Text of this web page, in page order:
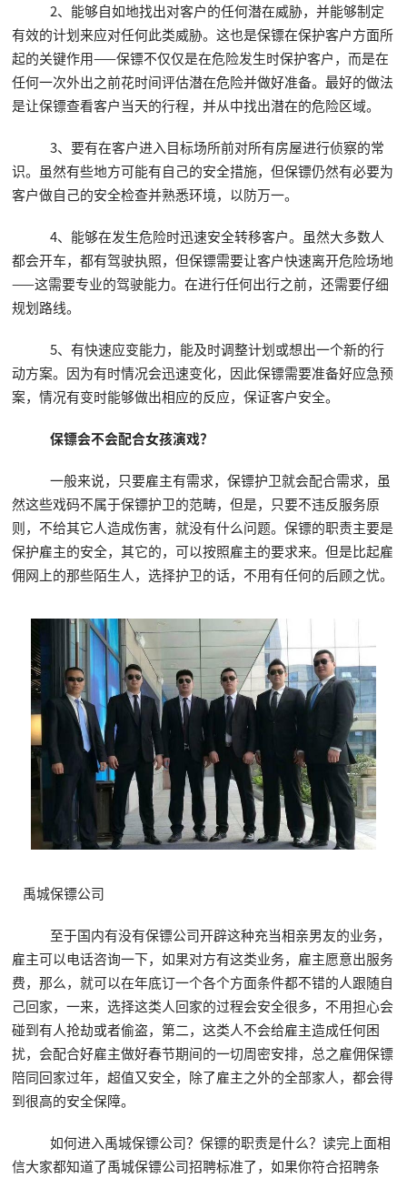
2、能够自如地找出对客户的任何潜在威胁，并能够制定
有效的计划来应对任何此类威胁。这也是保镖在保护客户方面所
起的关键作用——保镖不仅仅是在危险发生时保护客户，而是在
任何一次外出之前花时间评估潜在危险并做好准备。最好的做法
是让保镖查看客户当天的行程，并从中找出潜在的危险区域。
3、要有在客户进入目标场所前对所有房屋进行侦察的常
识。虽然有些地方可能有自己的安全措施，但保镖仍然有必要为
客户做自己的安全检查并熟悉环境，以防万一。
4、能够在发生危险时迅速安全转移客户。虽然大多数人
都会开车，都有驾驶执照，但保镖需要让客户快速离开危险场地
——这需要专业的驾驶能力。在进行任何出行之前，还需要仔细
规划路线。
5、有快速应变能力，能及时调整计划或想出一个新的行
动方案。因为有时情况会迅速变化，因此保镖需要准备好应急预
案，情况有变时能够做出相应的反应，保证客户安全。
保镖会不会配合女孩演戏？
一般来说，只要雇主有需求，保镖护卫就会配合需求，虽
然这些戏码不属于保镖护卫的范畴，但是，只要不违反服务原
则，不给其它人造成伤害，就没有什么问题。保镖的职责主要是
保护雇主的安全，其它的，可以按照雇主的要求来。但是比起雇
佣网上的那些陌生人，选择护卫的话，不用有任何的后顾之忧。
禹城保镖公司
至于国内有没有保镖公司开辟这种充当相亲男友的业务，
雇主可以电话咨询一下，如果对方有这类业务，雇主愿意出服务
费，那么，就可以在年底订一个各个方面条件都不错的人跟随自
己回家，一来，选择这类人回家的过程会安全很多，不用担心会
碰到有人抢劫或者偷盗，第二，这类人不会给雇主造成任何困
扰，会配合好雇主做好春节期间的一切周密安排，总之雇佣保镖
陪同回家过年，超值又安全，除了雇主之外的全部家人，都会得
到很高的安全保障。
如何进入禹城保镖公司？保镖的职责是什么？读完上面相
信大家都知道了禹城保镖公司招聘标准了，如果你符合招聘条